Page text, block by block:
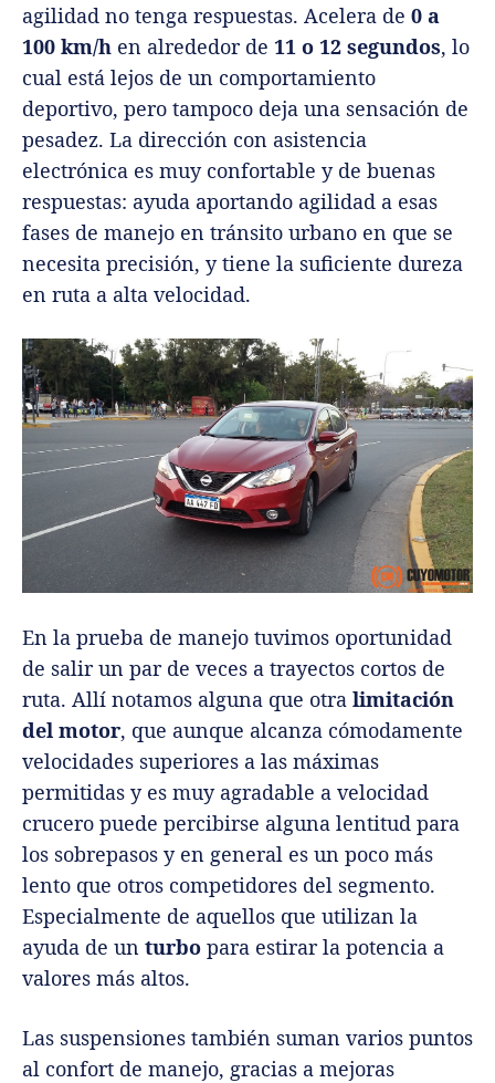
agilidad no tenga respuestas. Acelera de 0 a
100 km/h en alrededor de 11 o 12 segundos, lo
cual está lejos de un comportamiento
deportivo, pero tampoco deja una sensación de
pesadez. La dirección con asistencia
electrónica es muy confortable y de buenas
respuestas: ayuda aportando agilidad a esas
fases de manejo en tránsito urbano en que se
necesita precisión, y tiene la suficiente dureza
en ruta a alta velocidad.
En la prueba de manejo tuvimos oportunidad
de salir un par de veces a trayectos cortos de
ruta. Allí notamos alguna que otra limitación
del motor, que aunque alcanza cómodamente
velocidades superiores a las máximas
permitidas y es muy agradable a velocidad
crucero puede percibirse alguna lentitud para
los sobrepasos y en general es un poco más
lento que otros competidores del segmento.
Especialmente de aquellos que utilizan la
ayuda de un turbo para estirar la potencia a
valores más altos.
Las suspensiones también suman varios puntos
al confort de manejo, gracias a mejoras